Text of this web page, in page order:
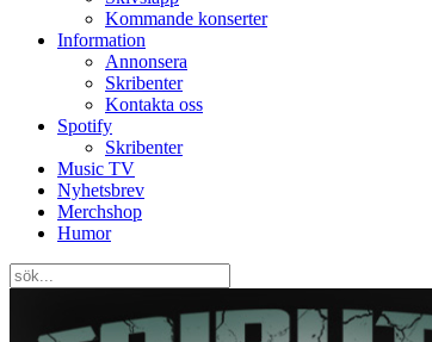
Kommande konserter
Information
Annonsera
Skribenter
Kontakta oss
Spotify
Skribenter
Music TV
Nyhetsbrev
Merchshop
Humor